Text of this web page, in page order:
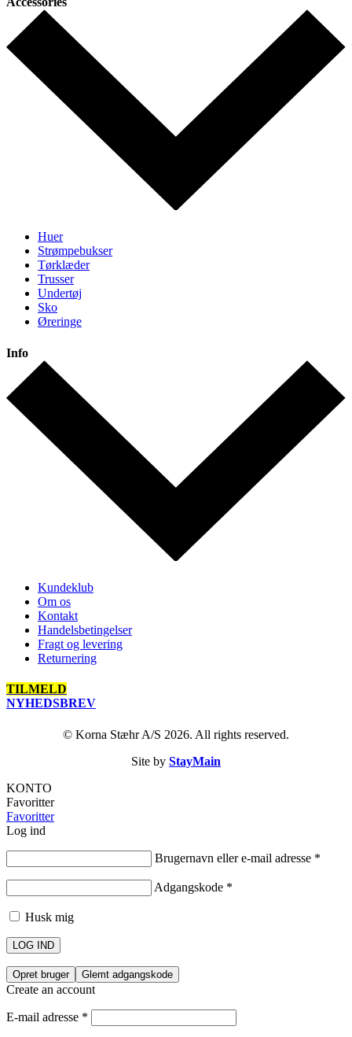
Huer
Strømpebukser
Tørklæder
Trusser
Undertøj
Sko
Øreringe
Info
Kundeklub
Om os
Kontakt
Handelsbetingelser
Fragt og levering
Returnering
TILMELD
NYHEDSBREV
© Korna Stæhr A/S 2026. All rights reserved.
Site by StayMain
KONTO
Favoritter
Favoritter
Log ind
Brugernavn eller e-mail adresse *
Adgangskode *
Husk mig
LOG IND
Opret bruger Glemt adgangskode
Create an account
E-mail adresse *